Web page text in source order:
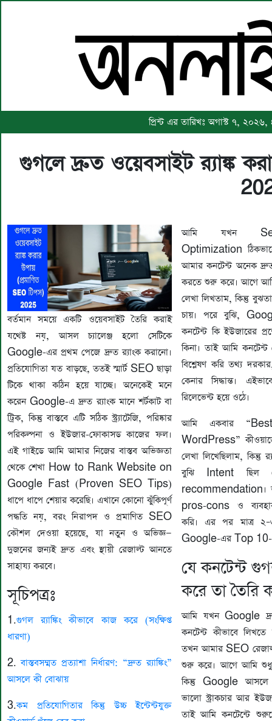
প্রিন্ট এর তারিখঃ অগাস্ট ৭,
গুগলে দ্রুত ওয়েবসাইট র‍্যাঙ্ক
বর্তমান সময়ে একটি ওয়েবসাইট তৈরি করাই
যথেষ্ট নয়, আসল চ্যালেঞ্জ হলো সেটিকে
Google-এর প্রথম পেজে দ্রুত র‍্যাংক করানো।
প্রতিযোগিতা যত বাড়ছে, ততই স্মার্ট SEO ছাড়া
টিকে থাকা কঠিন হয়ে যাচ্ছে। অনেকেই মনে
করেন Google-এ দ্রুত র‍্যাংক মানে শর্টকাট বা
ট্রিক, কিন্তু বাস্তবে এটি সঠিক স্ট্র্যাটেজি, পরিষ্কার
পরিকল্পনা ও ইউজার-ফোকাসড কাজের ফল।
এই গাইডে আমি আমার নিজের বাস্তব অভিজ্ঞতা
থেকে শেখা How to Rank Website on
Google Fast (Proven SEO Tips)
ধাপে ধাপে শেয়ার করেছি। এখানে কোনো ঝুঁকিপূর্ণ
পদ্ধতি নয়, বরং নিরাপদ ও প্রমাণিত SEO
কৌশল দেওয়া হয়েছে, যা নতুন ও অভিজ্ঞ—
দুজনের জন্যই দ্রুত এবং স্থায়ী রেজাল্ট আনতে
সাহায্য করবে।
সূচিপত্রঃ
1.গুগল র‍্যাঙ্কিং কীভাবে কাজ করে (সংক্ষিপ্ত
ধারণা)
2.বাস্তবসম্মত প্রত্যাশা নির্ধারণ: “দ্রুত র‍্যাঙ্কিং”
আসলে কী বোঝায়
3.কম প্রতিযোগিতার কিন্তু উচ্চ ইন্টেন্টযুক্ত
আমি যখন
Optimization
আমার কনটেন্ট অনেক
করতে শুরু করে। আগে
লেখা লিখতাম, কিন্তু
চায়। পরে বুঝি,
কনটেন্ট কি ইউজারের
কিনা। তাই আমি
বিশ্লেষণ করি তথ্য
কেনার সিদ্ধান্ত।
রিলেভেন্ট হয়ে ওঠে।
আমি একবার
WordPress”
লেখা লিখেছিলাম, কিন্তু
বুঝি Intent ছিল
recommendation।
pros-cons ও
করি। এর পর মাত্র
Google-এর Top 10-
যে কনটেন্ট
করে তা তৈরি
আমি যখন Google
কনটেন্ট কীভাবে
তখন আমার SEO
শুরু করে। আগে আমি শুধু
কিন্তু Google আসলে
ভালো স্ট্রাকচার আর
তাই আমি কনটেন্টে